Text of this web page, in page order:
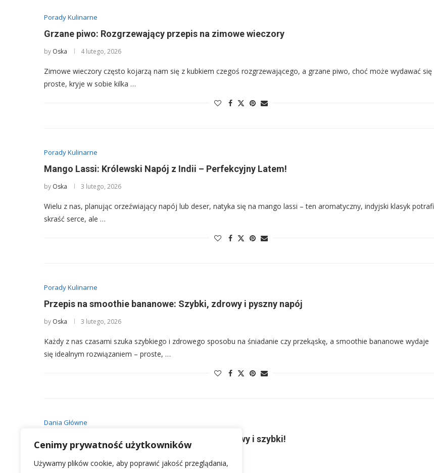
Cenimy prywatność użytkowników
Używamy plików cookie, aby poprawić jakość przeglądania,
Porady Kulinarne
Grzane piwo: Rozgrzewający przepis na zimowe wieczory
by Oska 4 lutego, 2026
Zimowe wieczory często kojarzą nam się z kubkiem czegoś rozgrzewającego, a grzane piwo, choć może wydawać się
proste, kryje w sobie kilka …
Porady Kulinarne
Mango Lassi: Królewski Napój z Indii – Perfekcyjny Latem!
by Oska 3 lutego, 2026
Wielu z nas, planując orzeźwiający napój lub deser, natyka się na mango lassi – ten aromatyczny, indyjski klasyk potrafi
skraść serce, ale …
Porady Kulinarne
Przepis na smoothie bananowe: Szybki, zdrowy i pyszny napój
by Oska 3 lutego, 2026
Każdy z nas czasami szuka szybkiego i zdrowego sposobu na śniadanie czy przekąskę, a smoothie bananowe wydaje
się idealnym rozwiązaniem – proste, …
Dania Główne
Ayran przepis: Orzeźwiający napój na lato – łatwy i szybki!